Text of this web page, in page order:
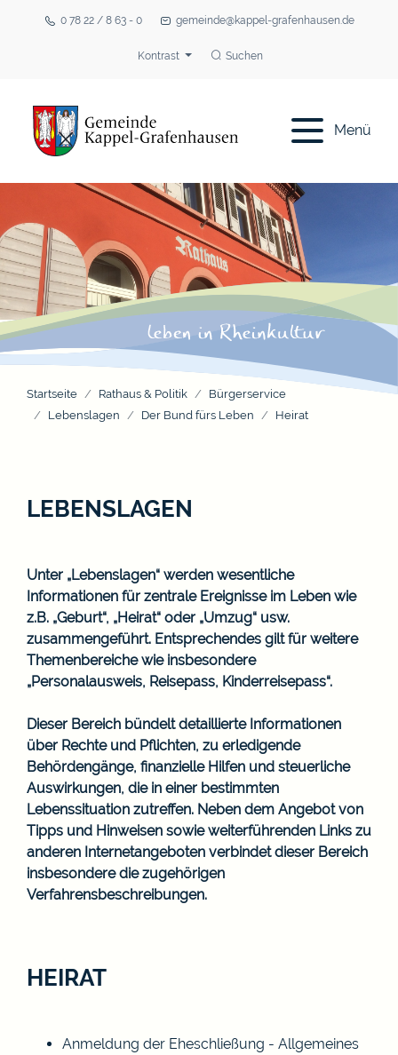
0 78 22 / 8 63 - 0 gemeinde@kappel-grafenhausen.de
Kontrast Suchen
Menü
Startseite Rathaus & Politik
Bürgerservice
Lebenslagen
Der Bund fürs Leben Heirat
LEBENSLAGEN
Unter „Lebenslagen“ werden wesentliche
Informationen für zentrale Ereignisse im Leben wie
z.B. „Geburt“, „Heirat“ oder „Umzug“ usw.
zusammengeführt. Entsprechendes gilt für weitere
Themenbereiche wie insbesondere
„Personalausweis, Reisepass, Kinderreisepass“.
Dieser Bereich bündelt detaillierte Informationen
über Rechte und Pflichten, zu erledigende
Behördengänge, finanzielle Hilfen und steuerliche
Auswirkungen, die in einer bestimmten
Lebenssituation zutreffen. Neben dem Angebot von
Tipps und Hinweisen sowie weiterführenden Links zu
anderen Internetangeboten verbindet dieser Bereich
insbesondere die zugehörigen
Verfahrensbeschreibungen.
HEIRAT
Anmeldung der Eheschließung - Allgemeines